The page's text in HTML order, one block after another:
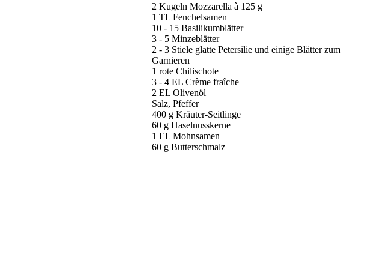
2 Kugeln Mozzarella à 125 g
1 TL Fenchelsamen
10 - 15 Basilikumblätter
3 - 5 Minzeblätter
2 - 3 Stiele glatte Petersilie und einige Blätter zum
Garnieren
1 rote Chilischote
3 - 4 EL Crème fraîche
2 EL Olivenöl
Salz, Pfeffer
400 g Kräuter-Seitlinge
60 g Haselnusskerne
1 EL Mohnsamen
60 g Butterschmalz